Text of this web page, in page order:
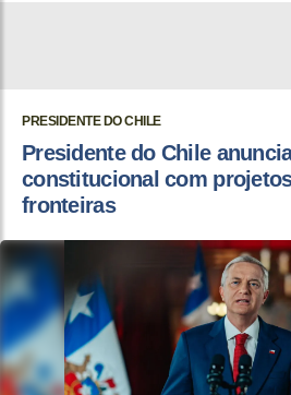
PRESIDENTE DO CHILE
Presidente do Chile
constitucional com
fronteiras